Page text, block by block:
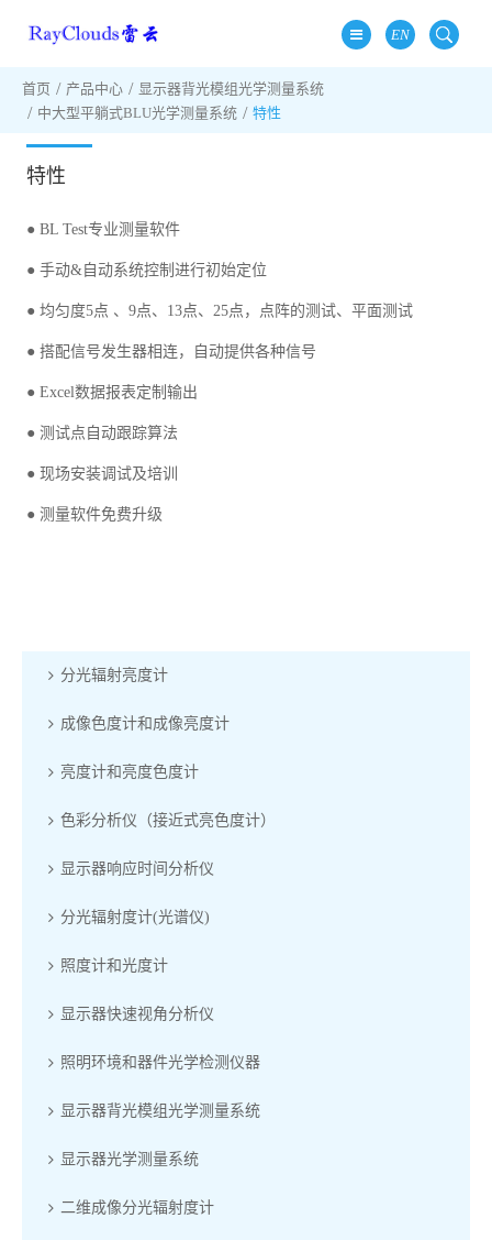
EN
首页 产品中心
显示器背光模组光学测量系统
中大型平躺式BLU光学测量系统
特性
特性
● BL Test专业测量软件
● 手动&自动系统控制进行初始定位
● 均匀度5点 、9点、13点、25点，点阵的测试、平面测试
● 搭配信号发生器相连，自动提供各种信号
● Excel数据报表定制输出
● 测试点自动跟踪算法
● 现场安装调试及培训
● 测量软件免费升级
分光辐射亮度计
成像色度计和成像亮度计
亮度计和亮度色度计
色彩分析仪（接近式亮色度计）
显示器响应时间分析仪
分光辐射度计(光谱仪)
照度计和光度计
显示器快速视角分析仪
照明环境和器件光学检测仪器
显示器背光模组光学测量系统
显示器光学测量系统
二维成像分光辐射度计